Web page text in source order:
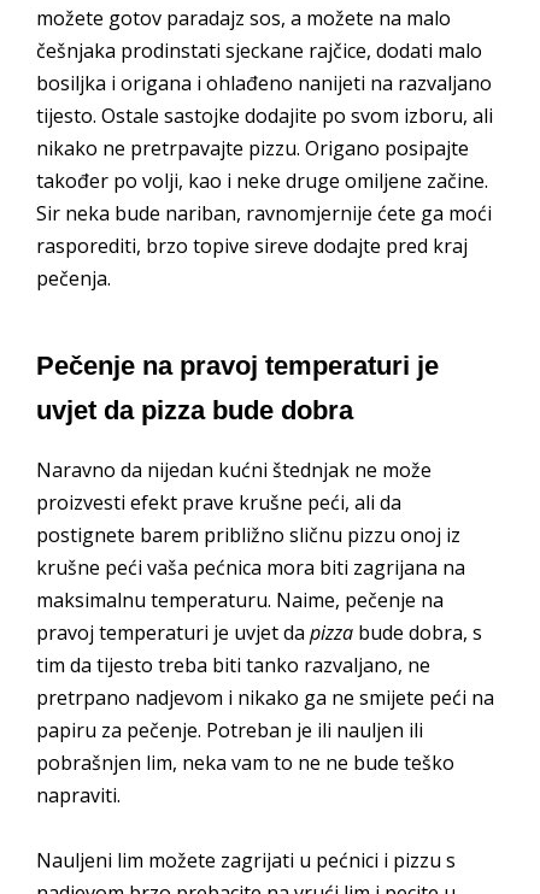
možete gotov paradajz sos, a možete na malo
češnjaka prodinstati sjeckane rajčice, dodati malo
bosiljka i origana i ohlađeno nanijeti na razvaljano
tijesto. Ostale sastojke dodajite po svom izboru, ali
nikako ne pretrpavajte pizzu. Origano posipajte
također po volji, kao i neke druge omiljene začine.
Sir neka bude nariban, ravnomjernije ćete ga moći
rasporediti, brzo topive sireve dodajte pred kraj
pečenja.
Pečenje na pravoj temperaturi je
uvjet da pizza bude dobra
Naravno da nijedan kućni štednjak ne može
proizvesti efekt prave krušne peći, ali da
postignete barem približno sličnu pizzu onoj iz
krušne peći vaša pećnica mora biti zagrijana na
maksimalnu temperaturu. Naime, pečenje na
pravoj temperaturi je uvjet da pizza bude dobra, s
tim da tijesto treba biti tanko razvaljano, ne
pretrpano nadjevom i nikako ga ne smijete peći na
papiru za pečenje. Potreban je ili nauljen ili
pobrašnjen lim, neka vam to ne ne bude teško
napraviti.
Nauljeni lim možete zagrijati u pećnici i pizzu s